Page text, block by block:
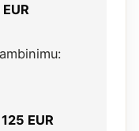
125 EUR